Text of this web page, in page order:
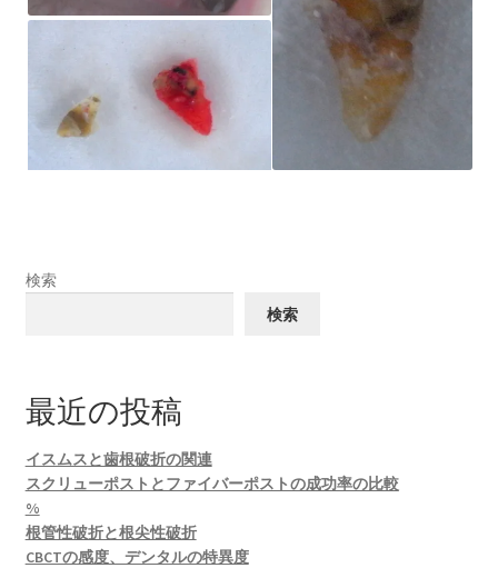
検索
検索
最近の投稿
イスムスと歯根破折の関連
スクリューポストとファイバーポストの成功率の比較
%
根管性破折と根尖性破折
CBCTの感度、デンタルの特異度